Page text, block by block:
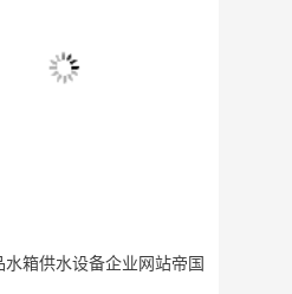
水箱供水设备企业网站帝国